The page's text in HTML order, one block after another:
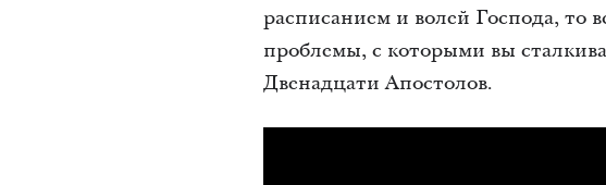
расписанием и волей Господа, то
проблемы, с которыми вы
Двенадцати Апостолов.